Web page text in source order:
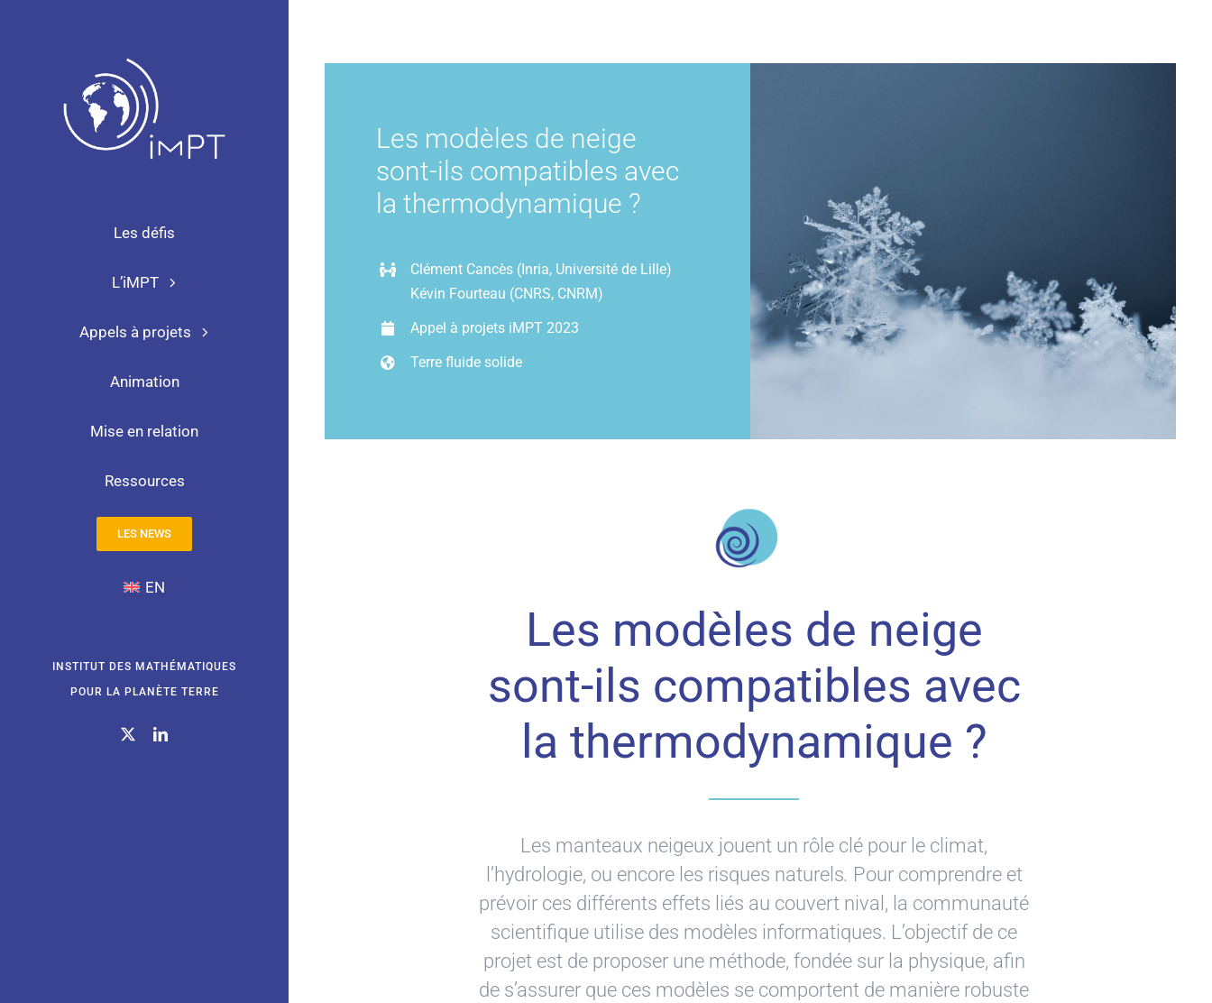
Les défis
L’iMPT
Appels à projets
Animation
Mise en relation
Ressources
LES NEWS
EN
INSTITUT DES MATHÉMATIQUES
POUR LA PLANÈTE TERRE
Les modèles de neige
sont-ils compatibles avec
la thermodynamique ?
Clément Cancès (Inria, Université de Lille)
Kévin Fourteau (CNRS, CNRM)
Appel à projets iMPT 2023
Terre fluide solide
Les modèles de neige
sont-ils compatibles avec
la thermodynamique ?
Les manteaux neigeux jouent un rôle clé pour le climat,
l’hydrologie, ou encore les risques naturels. Pour comprendre et
prévoir ces différents effets liés au couvert nival, la communauté
scientifique utilise des modèles informatiques. L’objectif de ce
projet est de proposer une méthode, fondée sur la physique, afin
de s’assurer que ces modèles se comportent de manière robuste